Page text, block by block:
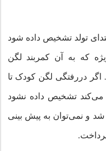
تولد تشخیص داده شود
که به آن کمربند لگن
دررفتگی لگن کودک تا
می‌کند تشخیص داده نشود
و نمی‌‌توان به پیش بینی